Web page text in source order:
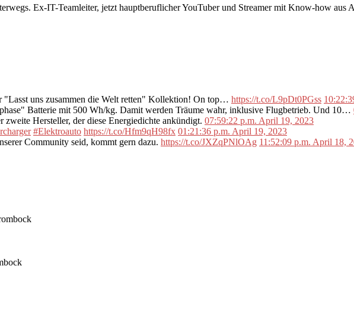
Ex-IT-Teamleiter, jetzt hauptberuflicher YouTuber und Streamer mit Know-how aus
"Lasst uns zusammen die Welt retten" Kollektion! On top… https://t.co/L9pDt0PGss
Batterie mit 500 Wh/kg. Damit werden Träume wahr, inklusive Flugbetrieb. Und 10…
Hersteller, der diese Energiedichte ankündigt. 07:59:22 p.m. April 19, 2023
#Elektroauto https://t.co/Hfm9qH98fx 01:21:36 p.m. April 19, 2023
Community seid, kommt gern dazu. https://t.co/JXZqPNlOAg 11:52:09 p.m. April 18,